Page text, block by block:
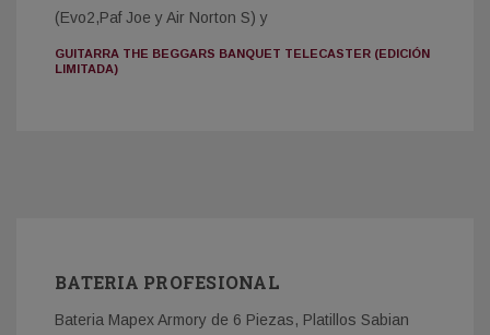
(Evo2,Paf Joe y Air Norton S) y
GUITARRA THE BEGGARS BANQUET TELECASTER (EDICIÓN
LIMITADA)
BATERIA PROFESIONAL
Bateria Mapex Armory de 6 Piezas, Platillos Sabian